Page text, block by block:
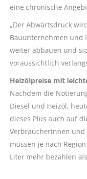
eine chronische
„Der Abwärtsdruck
Bauunternehmen und
weiter abbauen und
voraussichtlich
Heizölpreise mit
Nachdem die
Diesel und Heizöl,
dieses Plus auch auf
Verbraucherinnen
müssen je nach
Liter mehr bezahlen